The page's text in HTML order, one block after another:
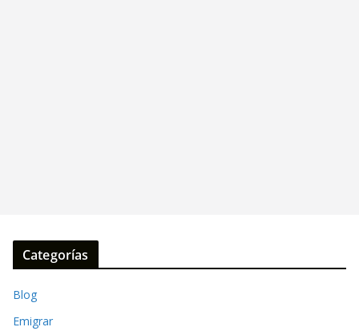
Categorías
Blog
Emigrar